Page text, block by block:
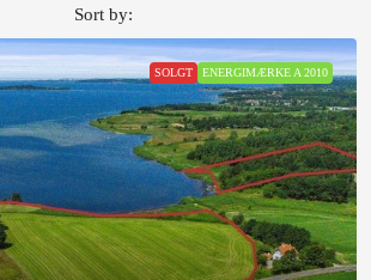
Sort by:
SOLGT ENERGIMÆRKE A 2010